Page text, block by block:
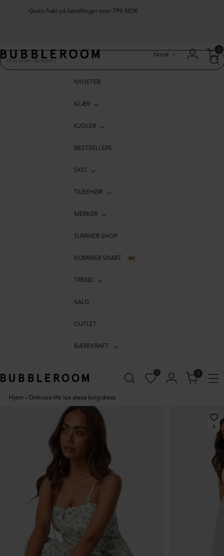
Gratis frakt på bestillinger over 799 NOK
Norsk
0
NYHETER
KLÆR
KJOLER
BESTSELLERS
SKO
TILBEHØR
MERKER
SUMMER SHOP
KOMMER SNART NY
TREND
SALG
OUTLET
BÆREKRAFT
0 0
Hjem › Onlnova life lux alexa long dress
6